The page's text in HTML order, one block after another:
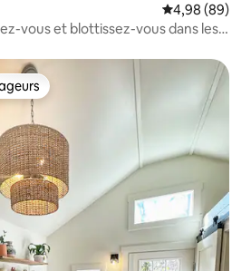
Évaluation
4,98 (89)
vous et blottissez-vous dans les
les plus appréciés